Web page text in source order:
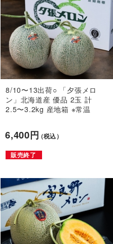
8/10〜13出荷○ 「夕張メロ
ン」北海道産 優品 2玉 計
2.5〜3.2kg 産地箱 ※常温
6,400円（税込）
販売終了